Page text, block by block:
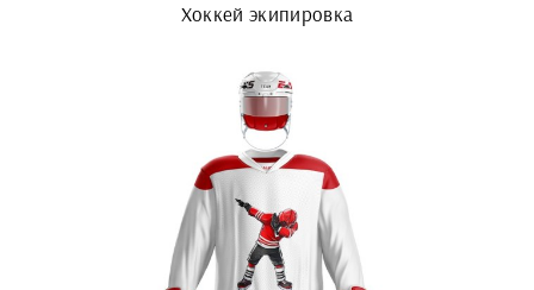
Хоккей экипировка